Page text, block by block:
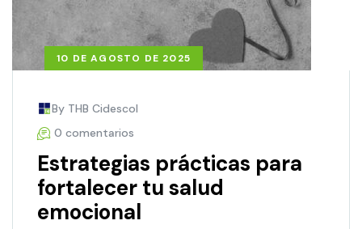
10 DE AGOSTO DE 2025
By THB Cidescol
0 comentarios
Estrategias prácticas para
fortalecer tu salud
emocional